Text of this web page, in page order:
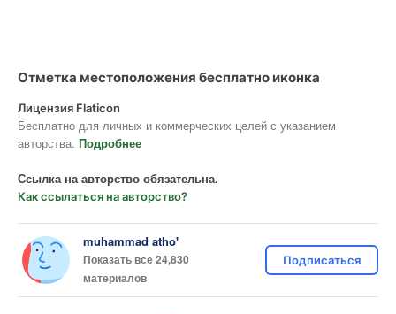
Отметка местоположения бесплатно иконка
Лицензия Flaticon
Бесплатно для личных и коммерческих целей с указанием
авторства. Подробнее
Ссылка на авторство обязательна.
Как ссылаться на авторство?
muhammad atho'
Показать все 24,830
материалов
Подписаться